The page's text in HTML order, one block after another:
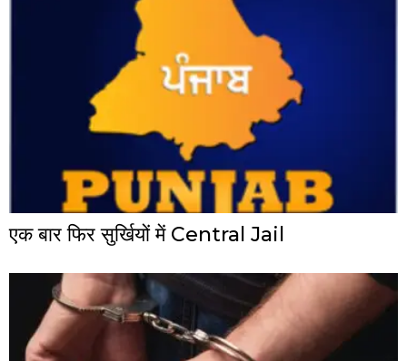
एक बार फिर सुर्खियों में Central Jail